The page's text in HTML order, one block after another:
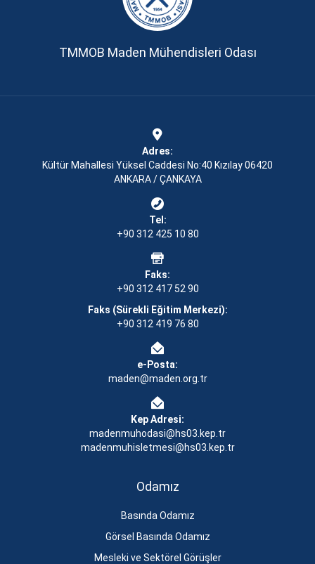
TMMOB Maden Mühendisleri Odası
Adres:
Kültür Mahallesi Yüksel Caddesi No:40 Kızılay 06420
ANKARA / ÇANKAYA
Tel:
+90 312 425 10 80
Faks:
+90 312 417 52 90
Faks (Sürekli Eğitim Merkezi):
+90 312 419 76 80
e-Posta:
maden@maden.org.tr
Kep Adresi:
madenmuhodasi@hs03.kep.tr
madenmuhisletmesi@hs03.kep.tr
Odamız
Basında Odamız
Görsel Basında Odamız
Mesleki ve Sektörel Görüşler